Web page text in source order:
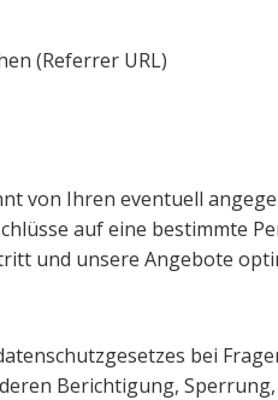
(Referrer URL)
von Ihren eventuell
auf eine bestimmte
und unsere Angebote
bei
Berichtigung,